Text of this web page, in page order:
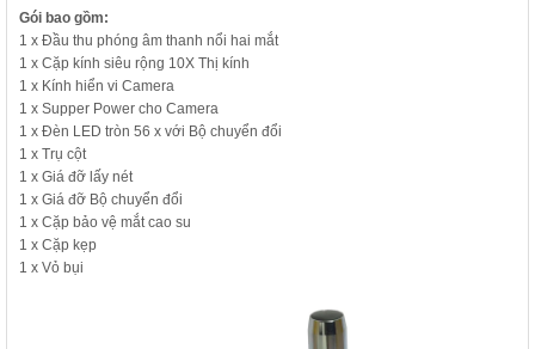
Gói bao gồm:
1 x Đầu thu phóng âm thanh nổi hai mắt
1 x Cặp kính siêu rộng 10X Thị kính
1 x Kính hiển vi Camera
1 x Supper Power cho Camera
1 x Đèn LED tròn 56 x với Bộ chuyển đổi
1 x Trụ cột
1 x Giá đỡ lấy nét
1 x Giá đỡ Bộ chuyển đổi
1 x Cặp bảo vệ mắt cao su
1 x Cặp kẹp
1 x Vỏ bụi